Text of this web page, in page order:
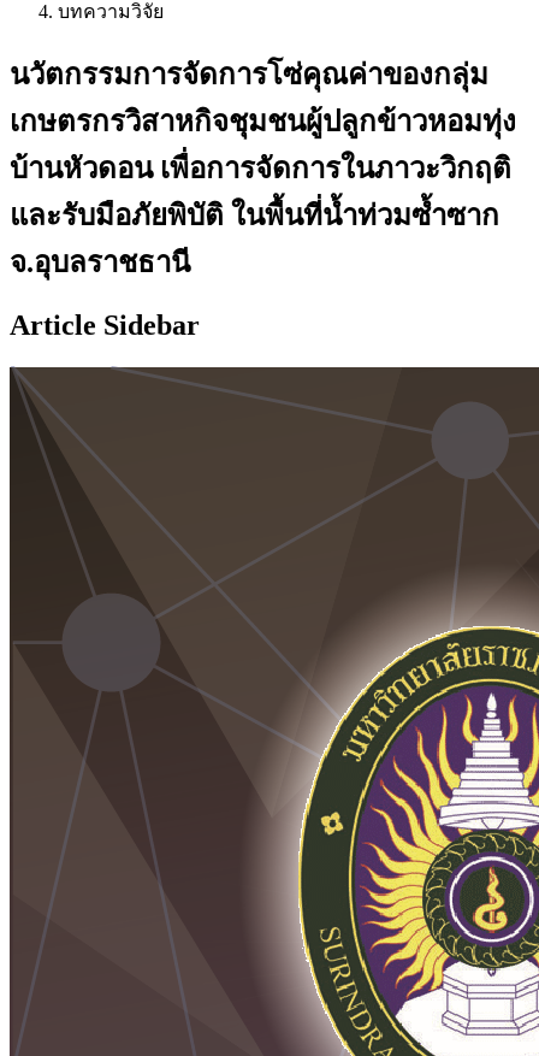
บทความวิจัย
นวัตกรรมการจัดการโซ่คุณค่าของกลุ่ม
เกษตรกรวิสาหกิจชุมชนผู้ปลูกข้าวหอมทุ่ง
บ้านหัวดอน เพื่อการจัดการในภาวะวิกฤติ
และรับมือภัยพิบัติ ในพื้นที่น้ำท่วมซ้ำซาก
จ.อุบลราชธานี
Article Sidebar